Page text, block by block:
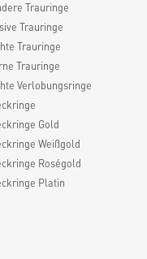
Trauringe
Trauringe
Trauringe
Trauringe
Verlobungsringe
Gold
Weißgold
Roségold
Platin